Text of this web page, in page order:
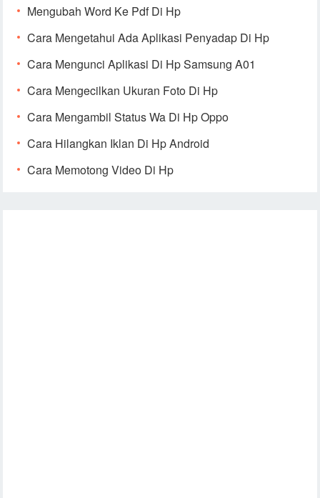
Mengubah Word Ke Pdf Di Hp
Cara Mengetahui Ada Aplikasi Penyadap Di Hp
Cara Mengunci Aplikasi Di Hp Samsung A01
Cara Mengecilkan Ukuran Foto Di Hp
Cara Mengambil Status Wa Di Hp Oppo
Cara Hilangkan Iklan Di Hp Android
Cara Memotong Video Di Hp